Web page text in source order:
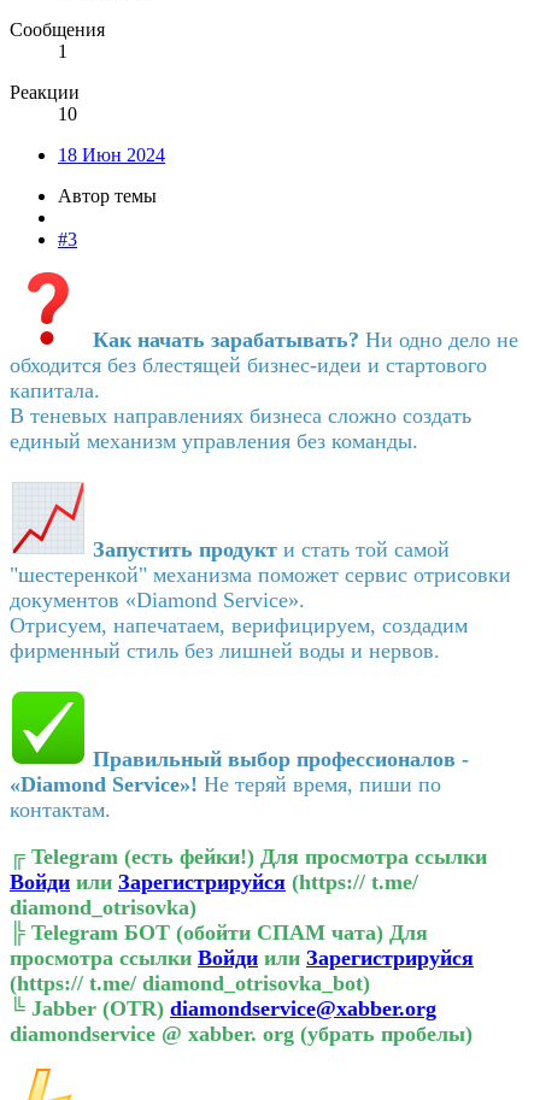
Сообщения
1
Реакции
10
18 Июн 2024
Автор темы
#3
Как начать зарабатывать? Ни одно дело не
обходится без блестящей бизнес-идеи и стартового
капитала.
В теневых направлениях бизнеса сложно создать
единый механизм управления без команды.
Запустить продукт и стать той самой
"шестеренкой" механизма поможет сервис отрисовки
документов «Diamond Service».
Отрисуем, напечатаем, верифицируем, создадим
фирменный стиль без лишней воды и нервов.
Правильный выбор профессионалов -
«Diamond Service»! Не теряй время, пиши по
контактам.
╔ Telegram (есть фейки!) Для просмотра ссылки
Войди или Зарегистрируйся (https:// t.me/
diamond_otrisovka)
╠ Telegram БОТ (обойти СПАМ чата) Для
просмотра ссылки Войди или Зарегистрируйся
(https:// t.me/ diamond_otrisovka_bot)
╚ Jabber (OTR) diamondservice@xabber.org
diamondservice @ xabber. org (убрать пробелы)